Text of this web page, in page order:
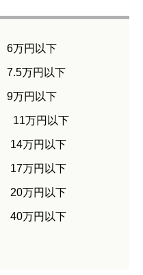
6万円以下
7.5万円以下
9万円以下
11万円以下
14万円以下
17万円以下
20万円以下
40万円以下